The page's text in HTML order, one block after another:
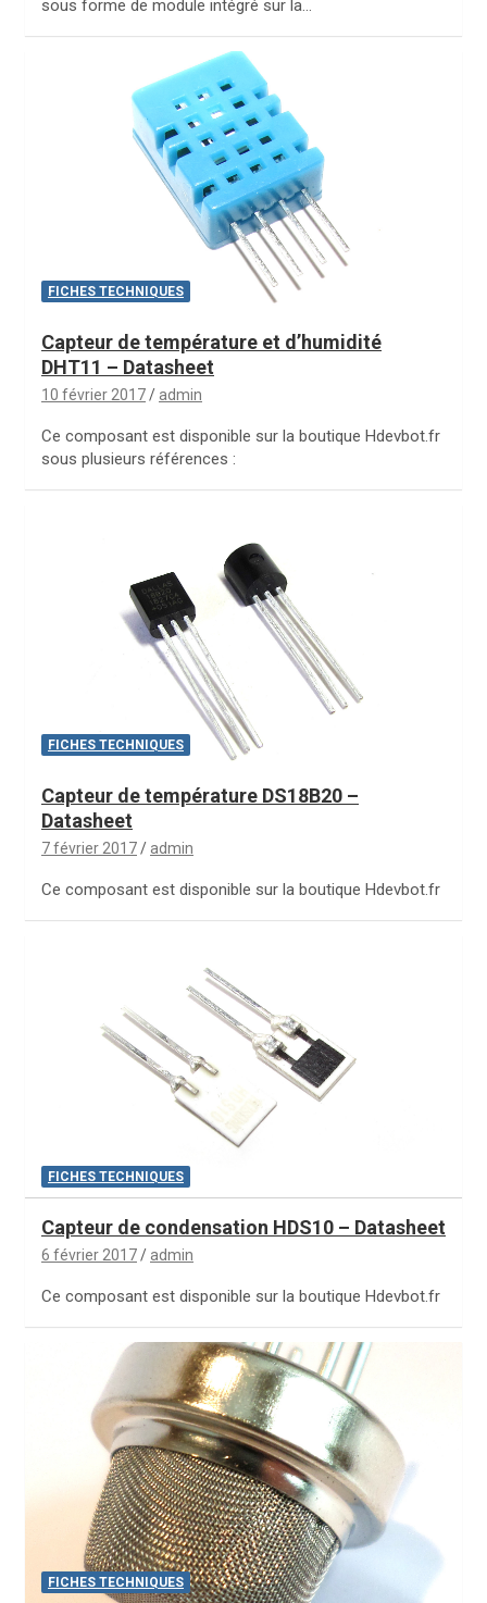
sous forme de module intégré sur la…
FICHES TECHNIQUES
Capteur de température et d’humidité
DHT11 – Datasheet
10 février 2017 admin
Ce composant est disponible sur la boutique Hdevbot.fr
sous plusieurs références :
FICHES TECHNIQUES
Capteur de température DS18B20 –
Datasheet
7 février 2017 admin
Ce composant est disponible sur la boutique Hdevbot.fr
FICHES TECHNIQUES
Capteur de condensation HDS10 – Datasheet
6 février 2017 admin
Ce composant est disponible sur la boutique Hdevbot.fr
FICHES TECHNIQUES